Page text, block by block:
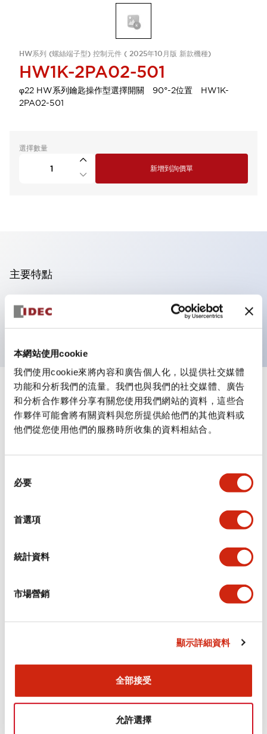
本網站使用cookie
我們使用cookie來將內容和廣告個人化，以提供社交媒體
功能和分析我們的流量。我們也與我們的社交媒體、廣告
和分析合作夥伴分享有關您使用我們網站的資料，這些合
作夥伴可能會將有關資料與您所提供給他們的其他資料或
他們從您使用他們的服務時所收集的資料相結合。
必要
首選項
統計資料
市場營銷
顯示詳細資料
全部接受
允許選擇
HW系列 (螺絲端子型) 控制元件 ( 2025年10月版 新款機種)
HW1K-2PA02-501
φ22 HW系列鑰匙操作型選擇開關 90°-2位置 HW1K-
2PA02-501
選擇數量
新增到詢價單
主要特點
選擇開關，鑰匙手柄，塑膠面框，2 檔位，保持型，螺
規格 顯示全部
審美規範
2024/10/01
HW系列 控制元件(2025年更新版) (中文簡體版)
3.87MB